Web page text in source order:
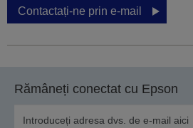
Contactați-ne prin e-mail
Rămâneți conectat cu Epson